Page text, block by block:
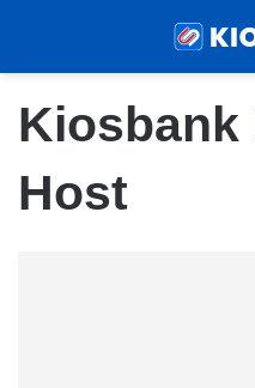
Kiosbank
Host